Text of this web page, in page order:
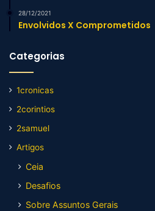
28/12/2021
Envolvidos X Comprometidos
Categorias
1cronicas
2corintios
2samuel
Artigos
Ceia
Desafios
Sobre Assuntos Gerais